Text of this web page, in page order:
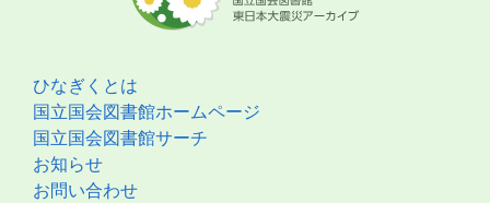
ひなぎくとは
国立国会図書館ホームページ
国立国会図書館サーチ
お知らせ
お問い合わせ